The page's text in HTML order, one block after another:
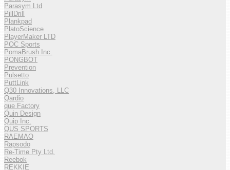
Parasym Ltd
PillDrill
Plankpad
PlatoScience
PlayerMaker LTD
POC Sports
PomaBrush Inc.
PONGBOT
Prevention
Pulsetto
PuttLink
Q30 Innovations, LLC
Qardio
que Factory
Quin Design
Quip Inc.
QUS SPORTS
RAEMAO
Rapsodo
Re-Time Pty Ltd.
Reebok
REKKIE